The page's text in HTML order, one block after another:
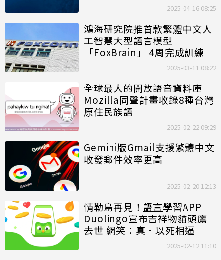
2025-04-16 08:25
鴻海研究院推首款繁體中文人
工智慧大型語言模型
「FoxBrain」 4周完成訓練
2025-03-11 08:22
全球最大的開放語音資料庫
Mozilla同聲計畫收錄8種台灣
原住民族語
2025-02-22 09:29
Gemini版Gmail支援繁體中文
收發郵件效率更高
2025-02-20 12:13
情勒鳥再見！ 語言學習APP
Duolingo宣布吉祥物貓頭鷹
去世 網笑：真．以死相逼
2025-02-12 11:10